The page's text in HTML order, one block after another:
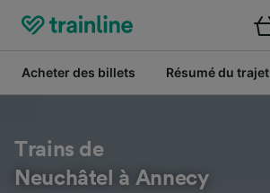
Acheter des billets Résumé du trajet
Trains de
Neuchâtel à Annecy